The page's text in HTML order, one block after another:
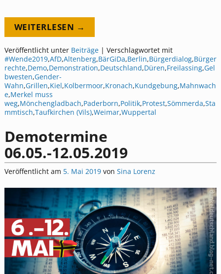
WEITERLESEN →
Veröffentlicht unter Beiträge| Verschlagwortet mit
#Wende2019,AfD,Altenberg,BärGiDa,Berlin,Bürgerdialog,Bürger
rechte,Demo,Demonstration,Deutschland,Düren,Freilassing,Gel
bwesten,Gender-
Wahn,Grillen,Kiel,Kolbermoor,Kronach,Kundgebung,Mahnwach
e,Merkel muss
weg,Mönchengladbach,Paderborn,Politik,Protest,Sömmerda,Sta
mmtisch,Taufkirchen (Vils),Weimar,Wuppertal
Demotermine
06.05.-12.05.2019
Veröffentlicht am 5. Mai 2019 von Sina Lorenz